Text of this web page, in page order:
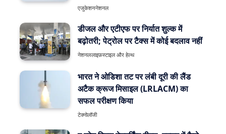
एजुकेशननेशनल
डीजल और एटीएफ पर निर्यात शुल्क में
बढ़ोतरी; पेट्रोल पर टैक्स में कोई बदलाव नहीं
नेशनललाइफ़स्टाइल और हेल्थ
भारत ने ओडिशा तट पर लंबी दूरी की लैंड
अटैक क्रूज मिसाइल (LRLACM) का
सफल परीक्षण किया
टेक्नोलॉजी